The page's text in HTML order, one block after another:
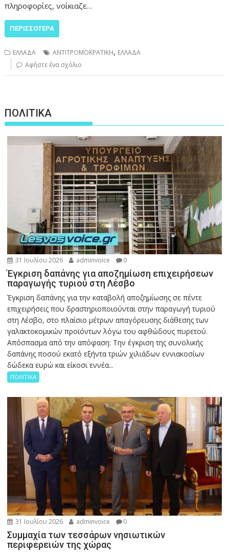
πληροφορίες, νοίκιαζε…
ΠΕΡΙΣΣΌΤΕΡΑ
ΕΛΛΑΔΑ ΑΝΤΙΤΡΟΜΟΚΡΑΤΙΚΗ, ΕΛΛΑΔΑ
Αφήστε ένα σχόλιο
ΠΟΛΙΤΙΚΑ
31 Ιουλίου 2026 adminvoice 0
Έγκριση δαπάνης για αποζημίωση επιχειρήσεων
παραγωγής τυριού στη Λέσβο
Έγκριση δαπάνης για την καταβολή αποζημίωσης σε πέντε
επιχειρήσεις που δραστηριοποιούνται στην παραγωγή τυριού
στη Λέσβο, στο πλαίσιο μέτρων απαγόρευσης διάθεσης των
γαλακτοκομικών προϊόντων λόγω του αφθώδους πυρετού.
Απόσπασμα από την απόφαση: Την έγκριση της συνολικής
δαπάνης ποσού εκατό εξήντα τριών χιλιάδων εννιακοσίων
δώδεκα ευρώ και είκοσι εννέα...
ΠΟΛΙΤΙΚΑ
31 Ιουλίου 2026 adminvoice 0
Συμμαχία των τεσσάρων νησιωτικών
περιφερειών της χώρας